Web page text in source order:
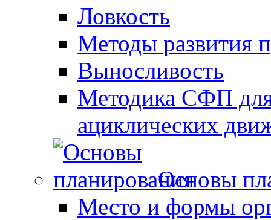
Ловкость
Методы развития
Выносливость
Методика СФП для
ациклических
Основы
Место и формы